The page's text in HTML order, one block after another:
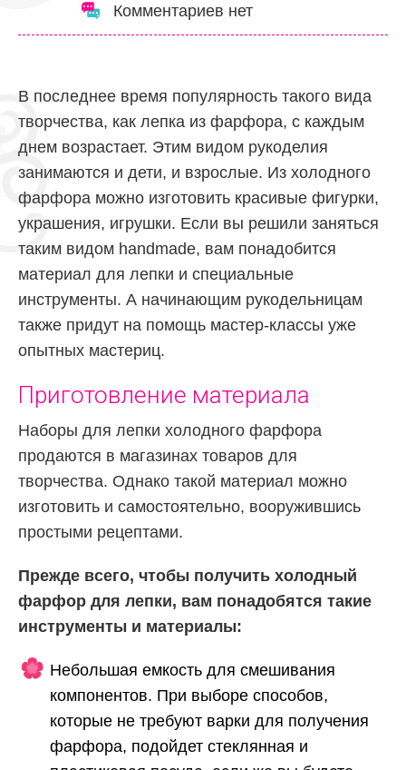
Комментариев нет
В последнее время популярность такого вида
творчества, как лепка из фарфора, с каждым
днем возрастает. Этим видом рукоделия
занимаются и дети, и взрослые. Из холодного
фарфора можно изготовить красивые фигурки,
украшения, игрушки. Если вы решили заняться
таким видом handmade, вам понадобится
материал для лепки и специальные
инструменты. А начинающим рукодельницам
также придут на помощь мастер-классы уже
опытных мастериц.
Приготовление материала
Наборы для лепки холодного фарфора
продаются в магазинах товаров для
творчества. Однако такой материал можно
изготовить и самостоятельно, вооружившись
простыми рецептами.
Прежде всего, чтобы получить холодный
фарфор для лепки, вам понадобятся такие
инструменты и материалы:
Небольшая емкость для смешивания
компонентов. При выборе способов,
которые не требуют варки для получения
фарфора, подойдет стеклянная и